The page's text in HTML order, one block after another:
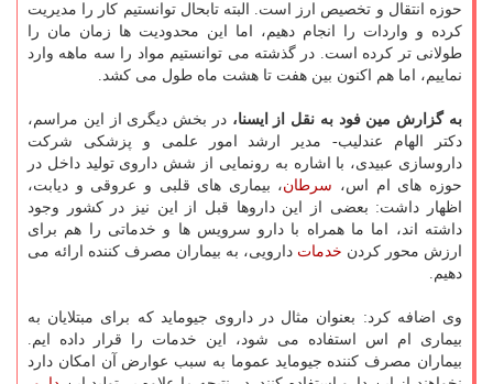
حوزه انتقال و تخصیص ارز است. البته تابحال توانستیم كار را مدیریت
كرده و واردات را انجام دهیم، اما این محدودیت ها زمان مان را
طولانی تر كرده است. در گذشته می توانستیم مواد را سه ماهه وارد
نماییم، اما هم اكنون بین هفت تا هشت ماه طول می كشد.
به گزارش مین فود به نقل از ایسنا،در بخش دیگری از این مراسم،
دكتر الهام عندلیب- مدیر ارشد امور علمی و پزشكی شركت
داروسازی عبیدی، با اشاره به رونمایی از شش داروی تولید داخل در
حوزه های ام اس، سرطان، بیماری های قلبی و عروقی و دیابت،
اظهار داشت: بعضی از این داروها قبل از این نیز در كشور وجود
داشته اند، اما ما همراه با دارو سرویس ها و خدماتی را هم برای
ارزش محور كردن خدمات دارویی، به بیماران مصرف كننده ارائه می
دهیم.
وی اضافه كرد: بعنوان مثال در داروی جیوماید كه برای مبتلایان به
بیماری ام اس استفاده می شود، این خدمات را قرار داده ایم.
بیماران مصرف كننده جیوماید عموما به سبب عوارض آن امكان دارد